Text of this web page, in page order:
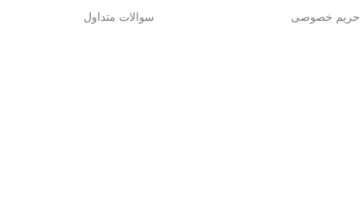
حریم خصوصی سوالات متداول